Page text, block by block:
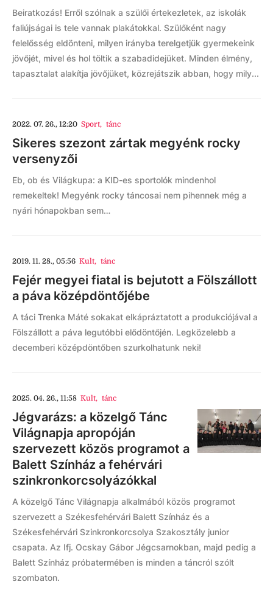
Beiratkozás! Erről szólnak a szülői értekezletek, az iskolák
faliújságai is tele vannak plakátokkal. Szülőként nagy
felelősség eldönteni, milyen irányba terelgetjük gyermekeink
jövőjét, mivel és hol töltik a szabadidejüket. Minden élmény,
tapasztalat alakítja jövőjüket, közrejátszik abban, hogy mily...
2022. 07. 26., 12:20 Sport, tánc
Sikeres szezont zártak megyénk rocky
versenyzői
Eb, ob és Világkupa: a KID-es sportolók mindenhol
remekeltek! Megyénk rocky táncosai nem pihennek még a
nyári hónapokban sem…
2019. 11. 28., 05:56 Kult, tánc
Fejér megyei fiatal is bejutott a Fölszállott
a páva középdöntőjébe
A táci Trenka Máté sokakat elkápráztatott a produkciójával a
Fölszállott a páva legutóbbi elődöntőjén. Legközelebb a
decemberi középdöntőben szurkolhatunk neki!
2025. 04. 26., 11:58 Kult, tánc
Jégvarázs: a közelgő Tánc
Világnapja apropóján
szervezett közös programot a
Balett Színház a fehérvári
szinkronkorcsolyázókkal
A közelgő Tánc Világnapja alkalmából közös programot
szervezett a Székesfehérvári Balett Színház és a
Székesfehérvári Szinkronkorcsolya Szakosztály junior
csapata. Az Ifj. Ocskay Gábor Jégcsarnokban, majd pedig a
Balett Színház próbatermében is minden a táncról szólt
szombaton.